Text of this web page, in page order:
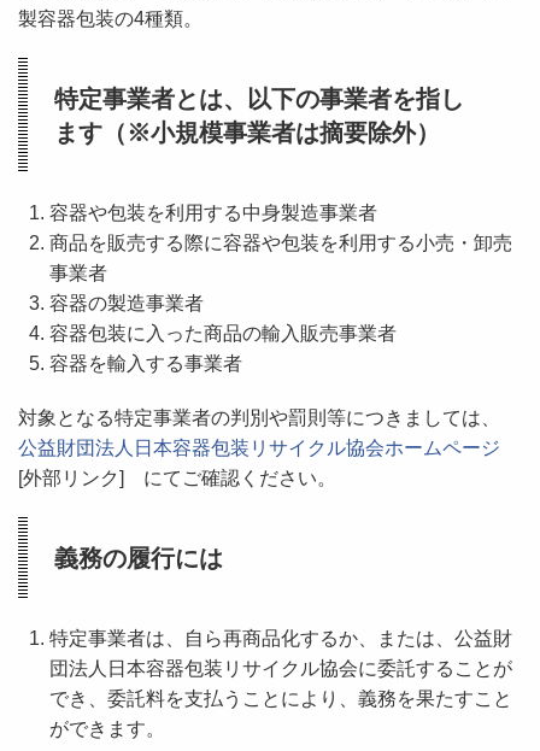
製容器包装の4種類。
特定事業者とは、以下の事業者を指し
ます（※小規模事業者は摘要除外）
容器や包装を利用する中身製造事業者
商品を販売する際に容器や包装を利用する小売・卸売
事業者
容器の製造事業者
容器包装に入った商品の輸入販売事業者
容器を輸入する事業者
対象となる特定事業者の判別や罰則等につきましては、
公益財団法人日本容器包装リサイクル協会ホームページ
[外部リンク] にてご確認ください。
義務の履行には
特定事業者は、自ら再商品化するか、または、公益財
団法人日本容器包装リサイクル協会に委託することが
でき、委託料を支払うことにより、義務を果たすこと
ができます。